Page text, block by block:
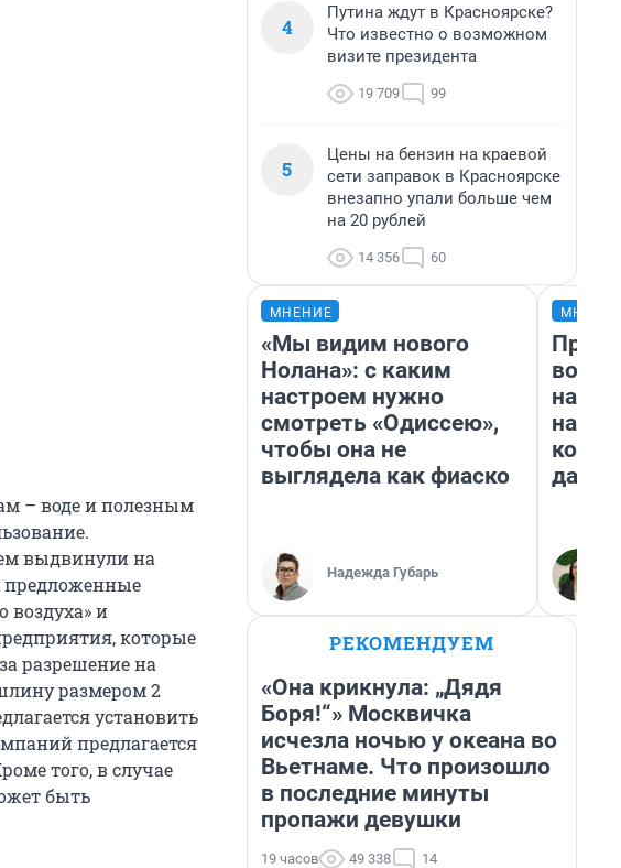
– воде и полезным
выдвинули на
предложенные
воздуха» и
которые
разрешение на
размером 2
установить
предлагается
того, в случае
быть
4
Путина ждут в Красноярске?
Что известно о возможном
визите президента
19 709 99
5
Цены на бензин на краевой
сети заправок в Красноярске
внезапно упали больше чем
на 20 рублей
14 356 60
МНЕНИЕ
«Мы видим нового
Нолана»: с каким
настроем нужно
смотреть «Одиссею»,
чтобы она не
выглядела как фиаско
Надежда Губарь
нам
даже
РЕКОМЕНДУЕМ
«Она крикнула: „Дядя
Боря!“» Москвичка
исчезла ночью у океана во
Вьетнаме. Что произошло
в последние минуты
пропажи девушки
19 часов 49 338 14